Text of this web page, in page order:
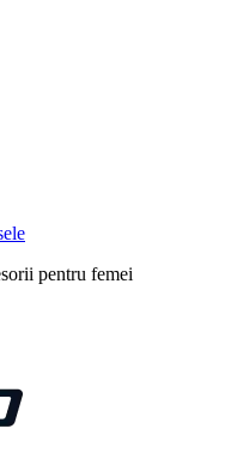
pentru femei